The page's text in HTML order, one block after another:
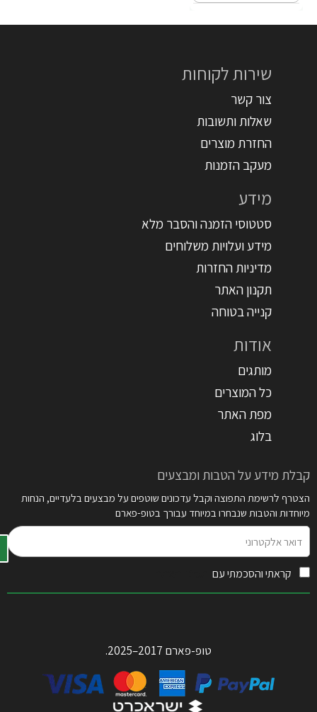
שירות לקוחות
צור קשר
שאלות ותשובות
החזרת מוצרים
מעקב הזמנות
מידע
סטטוסי הזמנה והסבר מלא
מידע ועלויות משלוחים
מדיניות החזרות
תקנון האתר
קנייה בטוחה
אודות
מותגים
כל המוצרים
מפת האתר
בלוג
קבלת מידע על הטבות ומבצעים
הצטרף לרשימת התפוצה וקבל עדכונים שוטפים על מבצעים בלעדיים, הנחות
מיוחדות והטבות שנבחרו במיוחד עבורך בטופ-פארם
אלקטרוני
קראתי והסכמתי עם
טופ-פארם 2017–2025.